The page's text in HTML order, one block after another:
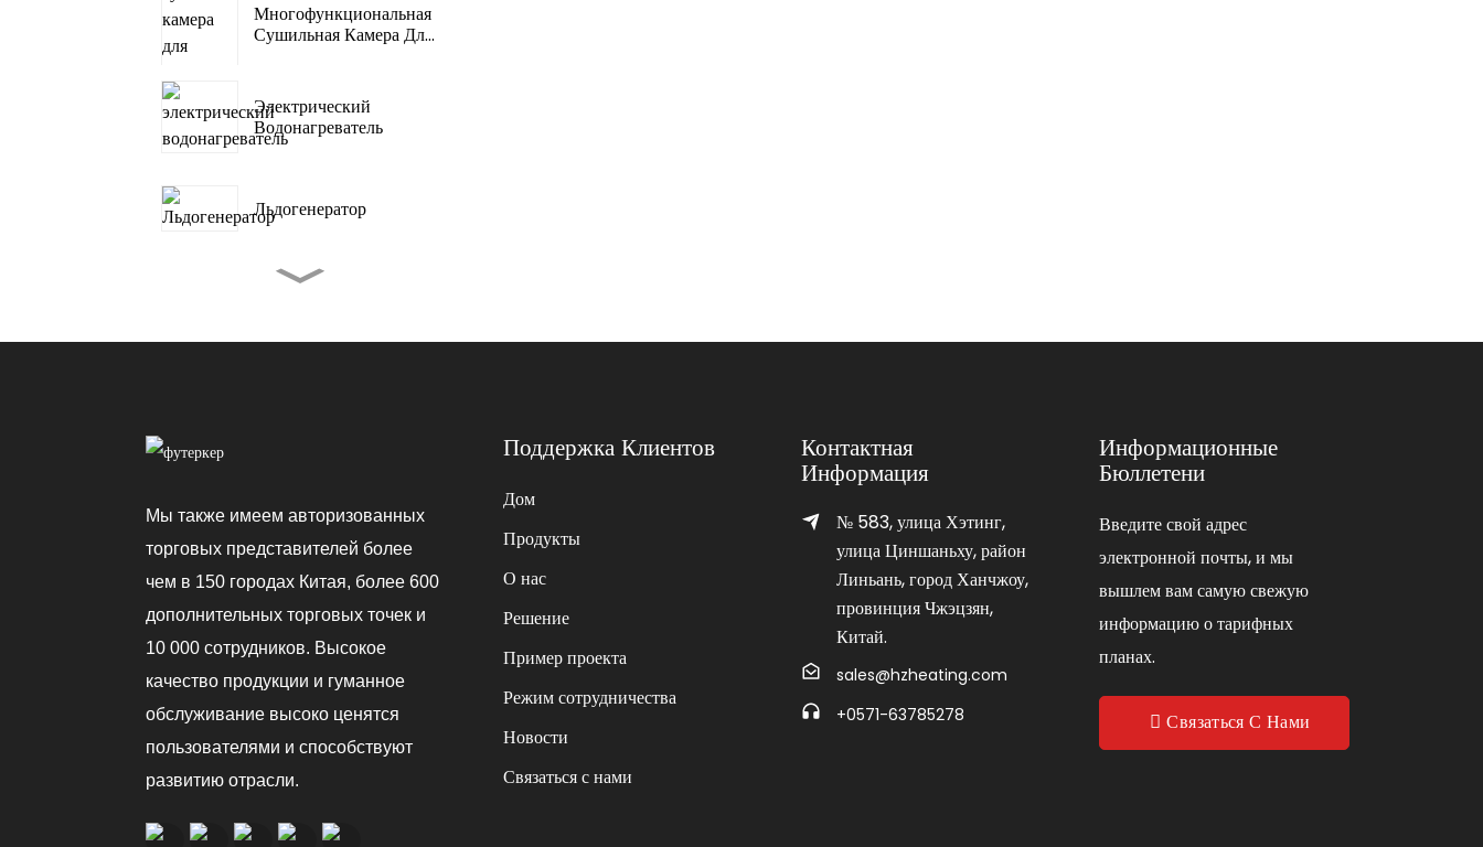
Многофункциональная
Сушильная Камера Для
Электрический
Водонагреватель
Льдогенератор
Палаточный Кемпинг,
Охлаждение, Осушение
И Вентилятор
Портативный
Кондиционер
Естественный/
Охлаждение/Обогрев
Мы также имеем авторизованных
торговых представителей более
чем в 150 городах Китая, более 600
дополнительных торговых точек и
10 000 сотрудников. Высокое
качество продукции и гуманное
обслуживание высоко ценятся
пользователями и способствуют
развитию отрасли.
Поддержка Клиентов
Дом
Продукты
О нас
Решение
Пример проекта
Режим сотрудничества
Новости
Связаться с нами
Контактная
Информация
№ 583, улица Хэтинг,
улица Циншаньху, район
Линьань, город Ханчжоу,
провинция Чжэцзян,
Китай.
sales@hzheating.com
+0571-63785278
Информационные
Бюллетени
Введите свой адрес
электронной почты, и мы
вышлем вам самую свежую
информацию о тарифных
планах.
Связаться С Нами